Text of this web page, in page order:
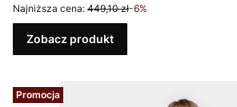
Najniższa cena: 449,10 zł-6%
Zobacz produkt
Promocja